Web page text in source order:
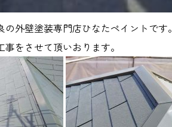
の外壁塗装専門店ひなたペイントです。
をさせて頂いおります。